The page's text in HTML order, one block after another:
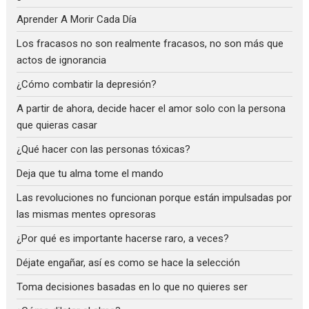
Aprender A Morir Cada Día
Los fracasos no son realmente fracasos, no son más que
actos de ignorancia
¿Cómo combatir la depresión?
A partir de ahora, decide hacer el amor solo con la persona
que quieras casar
¿Qué hacer con las personas tóxicas?
Deja que tu alma tome el mando
Las revoluciones no funcionan porque están impulsadas por
las mismas mentes opresoras
¿Por qué es importante hacerse raro, a veces?
Déjate engañar, así es como se hace la selección
Toma decisiones basadas en lo que no quieres ser